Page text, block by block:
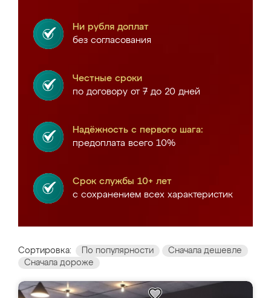
Ни рубля доплат
без согласования
Честные сроки
по договору от 7 до 20 дней
Надёжность с первого шага:
предоплата всего 10%
Срок службы 10+ лет
с сохранением всех характеристик
Сортировка: По популярности
Сначала дешевле
Сначала дороже